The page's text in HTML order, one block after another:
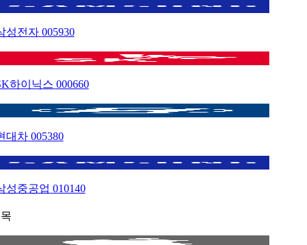
성전자 005930
하이닉스 000660
대차 005380
성중공업 010140